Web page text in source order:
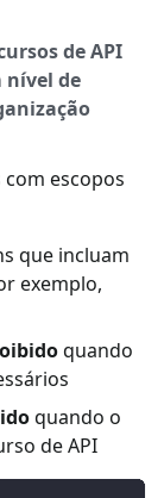
de API
nível de
escopos
que incluam
exemplo,
quando
quando o
de API